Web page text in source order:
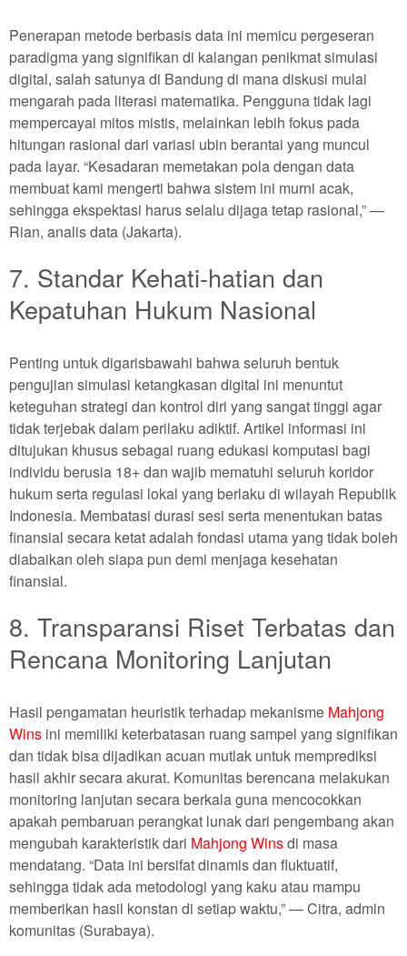
Penerapan metode berbasis data ini memicu pergeseran
paradigma yang signifikan di kalangan penikmat simulasi
digital, salah satunya di Bandung di mana diskusi mulai
mengarah pada literasi matematika. Pengguna tidak lagi
mempercayai mitos mistis, melainkan lebih fokus pada
hitungan rasional dari variasi ubin berantai yang muncul
pada layar. “Kesadaran memetakan pola dengan data
membuat kami mengerti bahwa sistem ini murni acak,
sehingga ekspektasi harus selalu dijaga tetap rasional,” —
Rian, analis data (Jakarta).
7. Standar Kehati-hatian dan
Kepatuhan Hukum Nasional
Penting untuk digarisbawahi bahwa seluruh bentuk
pengujian simulasi ketangkasan digital ini menuntut
keteguhan strategi dan kontrol diri yang sangat tinggi agar
tidak terjebak dalam perilaku adiktif. Artikel informasi ini
ditujukan khusus sebagai ruang edukasi komputasi bagi
individu berusia 18+ dan wajib mematuhi seluruh koridor
hukum serta regulasi lokal yang berlaku di wilayah Republik
Indonesia. Membatasi durasi sesi serta menentukan batas
finansial secara ketat adalah fondasi utama yang tidak boleh
diabaikan oleh siapa pun demi menjaga kesehatan
finansial.
8. Transparansi Riset Terbatas dan
Rencana Monitoring Lanjutan
Hasil pengamatan heuristik terhadap mekanisme Mahjong
Wins ini memiliki keterbatasan ruang sampel yang signifikan
dan tidak bisa dijadikan acuan mutlak untuk memprediksi
hasil akhir secara akurat. Komunitas berencana melakukan
monitoring lanjutan secara berkala guna mencocokkan
apakah pembaruan perangkat lunak dari pengembang akan
mengubah karakteristik dari Mahjong Winsdi masa
mendatang. “Data ini bersifat dinamis dan fluktuatif,
sehingga tidak ada metodologi yang kaku atau mampu
memberikan hasil konstan di setiap waktu,” — Citra, admin
komunitas (Surabaya).